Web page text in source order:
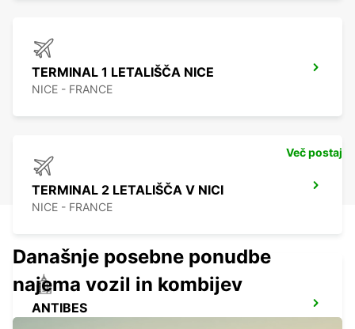
TERMINAL 1 LETALIŠČA NICE
NICE - FRANCE
TERMINAL 2 LETALIŠČA V NICI
NICE - FRANCE
ANTIBES
Več postaj
Današnje posebne ponudbe
najema vozil in kombijev